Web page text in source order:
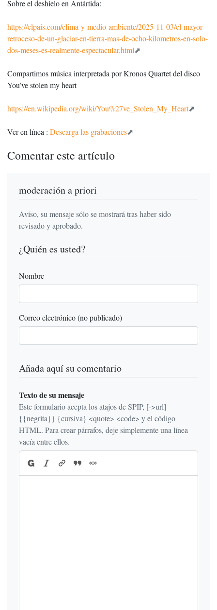
Sobre el deshielo en Antártida:
https://elpais.com/clima-y-medio-ambiente/2025-11-03/el-mayor-
retroceso-de-un-glaciar-en-tierra-mas-de-ocho-kilometros-en-solo-
dos-meses-es-realmente-espectacular.html
Compartimos música interpretada por Kronos Quartet del disco
You’ve stolen my heart
https://en.wikipedia.org/wiki/You%27ve_Stolen_My_Heart
Ver en línea : Descarga las grabaciones
Comentar este artículo
moderación a priori
Aviso, su mensaje sólo se mostrará tras haber sido
revisado y aprobado.
¿Quién es usted?
Nombre
Correo electrónico (no publicado)
Añada aquí su comentario
Texto de su mensaje
Este formulario acepta los atajos de SPIP, [->url]
{{negrita}} {cursiva} <quote> <code> y el código
HTML. Para crear párrafos, deje simplemente una línea
vacía entre ellos.